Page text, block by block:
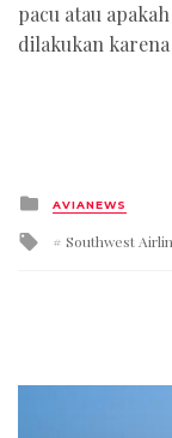
pacu atau
dilakukan
Posted
in
AVIANEWS
Tagged
Southwest